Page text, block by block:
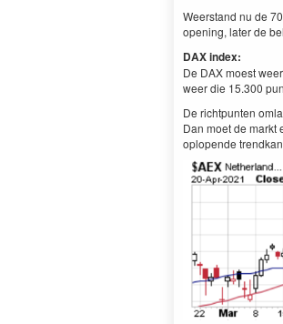
Weerstand nu de
opening, later de
DAX index:
De DAX moest
weer die 15.300
De richtpunten
Dan moet de markt
oplopende